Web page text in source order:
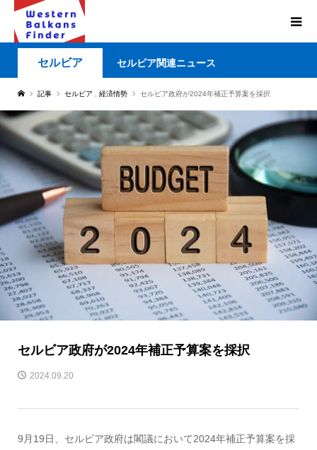
セルビア セルビア関連ニュース
記事 セルビア 経済情勢 セルビア政府が2024年補正予算案を採択
セルビア政府が2024年補正予算案を採択
2024.09.20
9月19日、セルビア政府は閣議において2024年補正予算案を採